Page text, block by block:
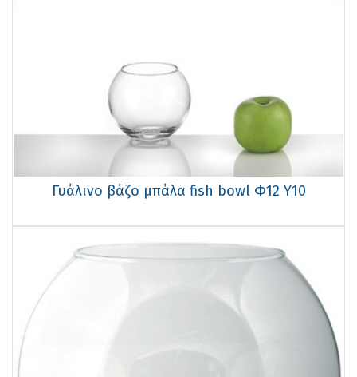
Γυάλινo βάζo μπάλα fish bowl Φ12 Υ10